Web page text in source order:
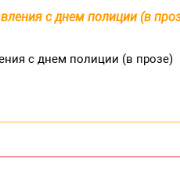
с днем полиции (в
с днем полиции (в прозе)